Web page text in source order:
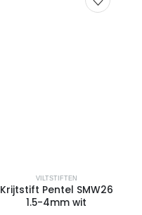
VILTSTIFTEN
Krijtstift Pentel SMW26
1.5-4mm wit